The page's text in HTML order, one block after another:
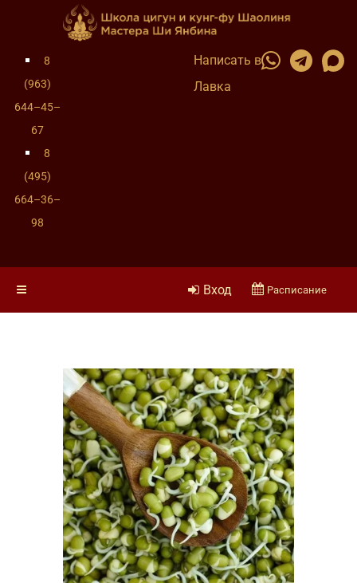
8
(963)
644–45–
67
8
(495)
664–36–
98
Написать в
Лавка
Вход Расписание